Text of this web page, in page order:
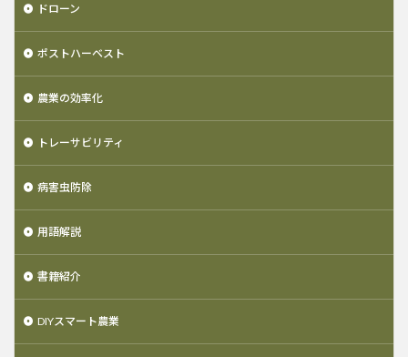
ドローン
ポストハーベスト
農業の効率化
トレーサビリティ
病害虫防除
用語解説
書籍紹介
DIYスマート農業